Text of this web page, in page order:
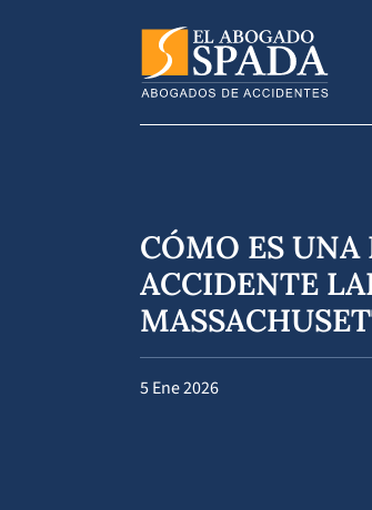
CÓMO ES
ACCIDENTE
5 Ene 2026